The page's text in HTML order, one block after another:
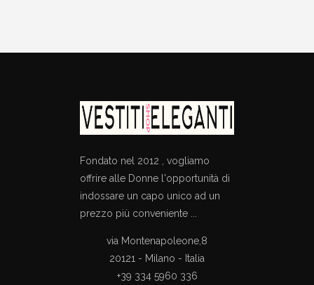
Fondato nel 2012 , vogliamo
offrire alle Donne l'opportunità di
indossare un capo unico ad un
prezzo più conveniente ...
via Montenapoleone,8
20121 - Milano - Italia
+39 334 5960 336